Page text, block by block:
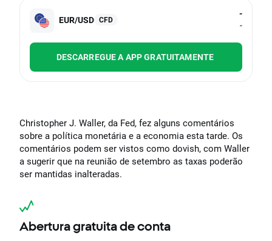
EUR/USD CFD
-
-
DESCARREGUE A APP GRATUITAMENTE
Christopher J. Waller, da Fed, fez alguns comentários
sobre a política monetária e a economia esta tarde. Os
comentários podem ser vistos como dovish, com Waller
a sugerir que na reunião de setembro as taxas poderão
ser mantidas inalteradas.
Abertura gratuita de conta